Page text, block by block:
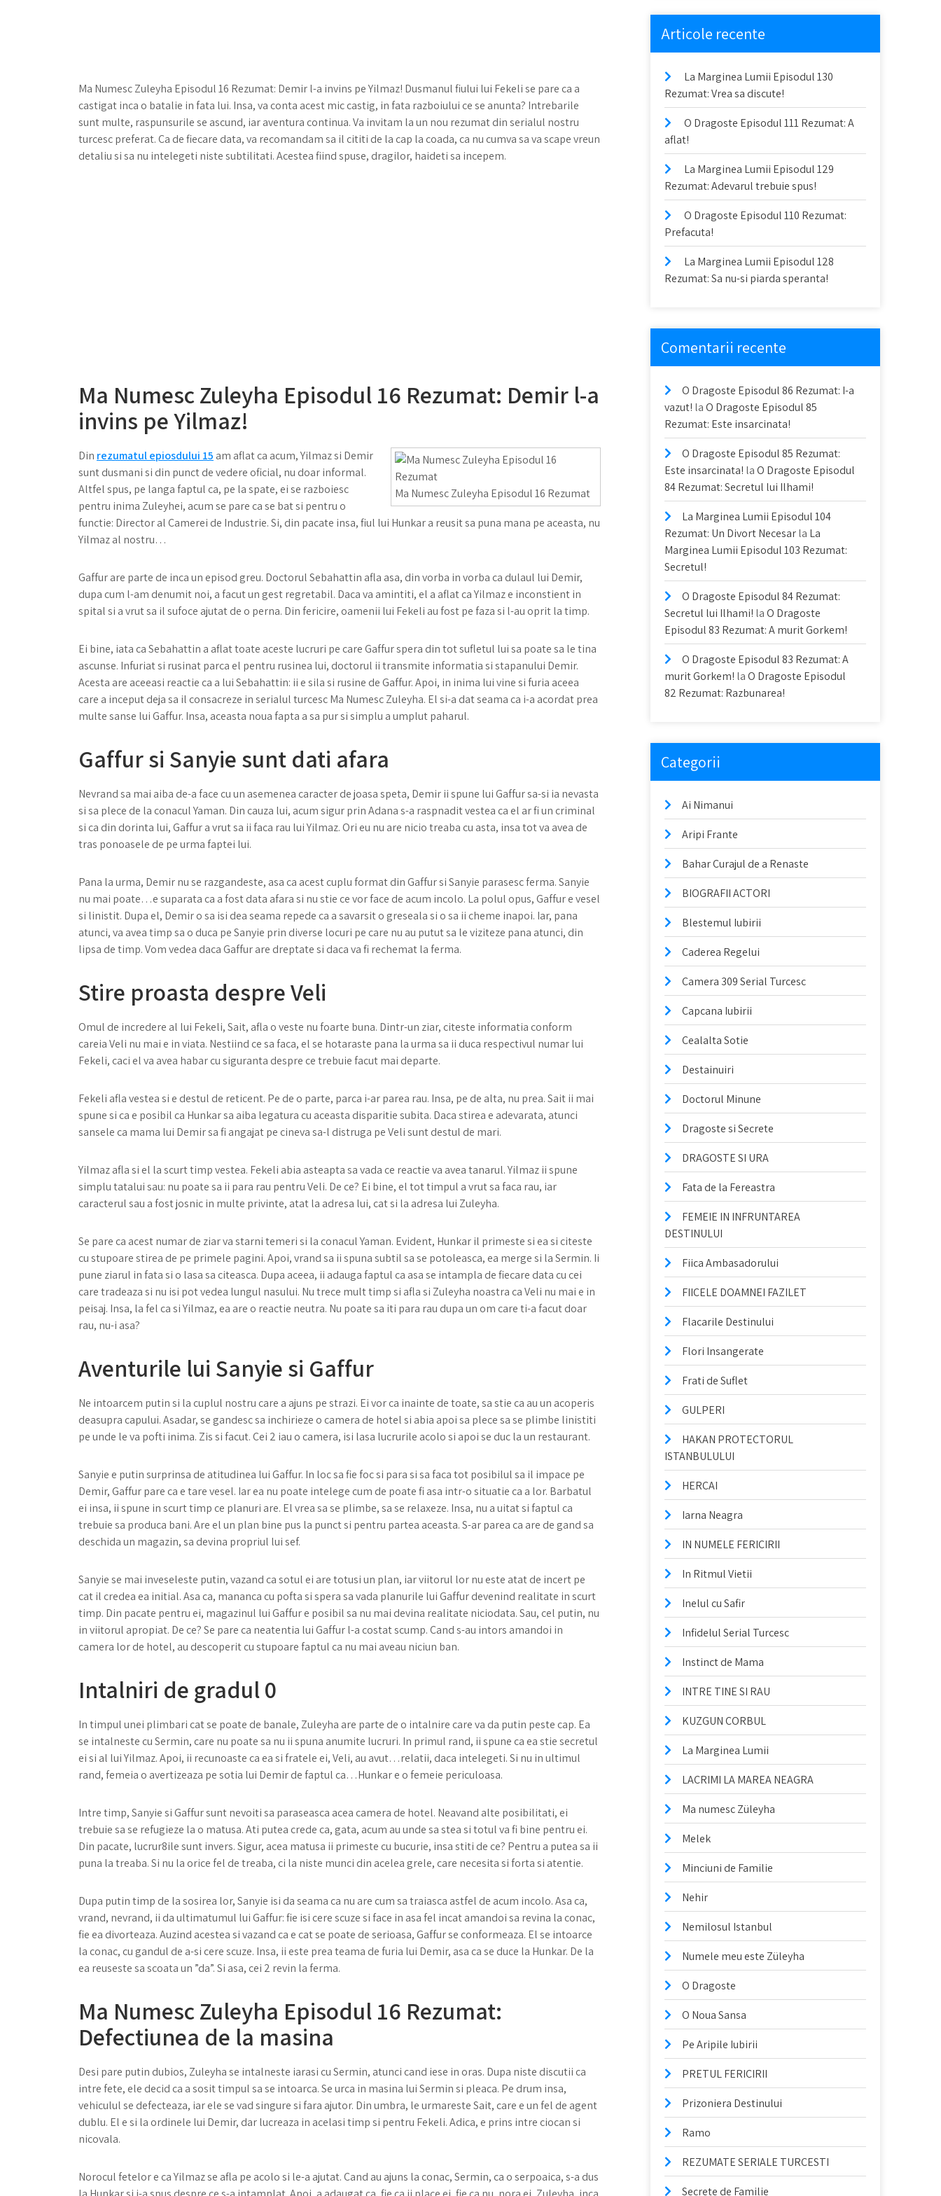
Ma Numesc Zuleyha Episodul 16 Rezumat: Demir l-a invins pe Yilmaz! Dusmanul fiului lui Fekeli se pare ca a
castigat inca o batalie in fata lui. Insa, va conta acest mic castig, in fata razboiului ce se anunta? Intrebarile
sunt multe, raspunsurile se ascund, iar aventura continua. Va invitam la un nou rezumat din serialul nostru
turcesc preferat. Ca de fiecare data, va recomandam sa il cititi de la cap la coada, ca nu cumva sa va scape vreun
detaliu si sa nu intelegeti niste subtilitati. Acestea fiind spuse, dragilor, haideti sa incepem.
Ma Numesc Zuleyha Episodul 16 Rezumat: Demir l-a
invins pe Yilmaz!
Ma Numesc Zuleyha Episodul 16 Rezumat
Din rezumatul epiosdului 15 am aflat ca acum, Yilmaz si Demir
sunt dusmani si din punct de vedere oficial, nu doar informal.
Altfel spus, pe langa faptul ca, pe la spate, ei se razboiesc
pentru inima Zuleyhei, acum se pare ca se bat si pentru o
functie: Director al Camerei de Industrie. Si, din pacate insa, fiul lui Hunkar a reusit sa puna mana pe aceasta, nu
Yilmaz al nostru…
Gaffur are parte de inca un episod greu. Doctorul Sebahattin afla asa, din vorba in vorba ca dulaul lui Demir,
dupa cum l-am denumit noi, a facut un gest regretabil. Daca va amintiti, el a aflat ca Yilmaz e inconstient in
spital si a vrut sa il sufoce ajutat de o perna. Din fericire, oamenii lui Fekeli au fost pe faza si l-au oprit la timp.
Ei bine, iata ca Sebahattin a aflat toate aceste lucruri pe care Gaffur spera din tot sufletul lui sa poate sa le tina
ascunse. Infuriat si rusinat parca el pentru rusinea lui, doctorul ii transmite informatia si stapanului Demir.
Acesta are aceeasi reactie ca a lui Sebahattin: ii e sila si rusine de Gaffur. Apoi, in inima lui vine si furia aceea
care a inceput deja sa il consacreze in serialul turcesc Ma Numesc Zuleyha. El si-a dat seama ca i-a acordat prea
multe sanse lui Gaffur. Insa, aceasta noua fapta a sa pur si simplu a umplut paharul.
Gaffur si Sanyie sunt dati afara
Nevrand sa mai aiba de-a face cu un asemenea caracter de joasa speta, Demir ii spune lui Gaffur sa-si ia nevasta
si sa plece de la conacul Yaman. Din cauza lui, acum sigur prin Adana s-a raspnadit vestea ca el ar fi un criminal
si ca din dorinta lui, Gaffur a vrut sa ii faca rau lui Yilmaz. Ori eu nu are nicio treaba cu asta, insa tot va avea de
tras ponoasele de pe urma faptei lui.
Pana la urma, Demir nu se razgandeste, asa ca acest cuplu format din Gaffur si Sanyie parasesc ferma. Sanyie
nu mai poate…e suparata ca a fost data afara si nu stie ce vor face de acum incolo. La polul opus, Gaffur e vesel
si linistit. Dupa el, Demir o sa isi dea seama repede ca a savarsit o greseala si o sa ii cheme inapoi. Iar, pana
atunci, va avea timp sa o duca pe Sanyie prin diverse locuri pe care nu au putut sa le viziteze pana atunci, din
lipsa de timp. Vom vedea daca Gaffur are dreptate si daca va fi rechemat la ferma.
Stire proasta despre Veli
Omul de incredere al lui Fekeli, Sait, afla o veste nu foarte buna. Dintr-un ziar, citeste informatia conform
careia Veli nu mai e in viata. Nestiind ce sa faca, el se hotaraste pana la urma sa ii duca respectivul numar lui
Fekeli, caci el va avea habar cu siguranta despre ce trebuie facut mai departe.
Fekeli afla vestea si e destul de reticent. Pe de o parte, parca i-ar parea rau. Insa, pe de alta, nu prea. Sait ii mai
spune si ca e posibil ca Hunkar sa aiba legatura cu aceasta disparitie subita. Daca stirea e adevarata, atunci
sansele ca mama lui Demir sa fi angajat pe cineva sa-l distruga pe Veli sunt destul de mari.
Yilmaz afla si el la scurt timp vestea. Fekeli abia asteapta sa vada ce reactie va avea tanarul. Yilmaz ii spune
simplu tatalui sau: nu poate sa ii para rau pentru Veli. De ce? Ei bine, el tot timpul a vrut sa faca rau, iar
caracterul sau a fost josnic in multe privinte, atat la adresa lui, cat si la adresa lui Zuleyha.
Se pare ca acest numar de ziar va starni temeri si la conacul Yaman. Evident, Hunkar il primeste si ea si citeste
cu stupoare stirea de pe primele pagini. Apoi, vrand sa ii spuna subtil sa se potoleasca, ea merge si la Sermin. Ii
pune ziarul in fata si o lasa sa citeasca. Dupa aceea, ii adauga faptul ca asa se intampla de fiecare data cu cei
care tradeaza si nu isi pot vedea lungul nasului. Nu trece mult timp si afla si Zuleyha noastra ca Veli nu mai e in
peisaj. Insa, la fel ca si Yilmaz, ea are o reactie neutra. Nu poate sa iti para rau dupa un om care ti-a facut doar
rau, nu-i asa?
Aventurile lui Sanyie si Gaffur
Ne intoarcem putin si la cuplul nostru care a ajuns pe strazi. Ei vor ca inainte de toate, sa stie ca au un acoperis
deasupra capului. Asadar, se gandesc sa inchirieze o camera de hotel si abia apoi sa plece sa se plimbe linistiti
pe unde le va pofti inima. Zis si facut. Cei 2 iau o camera, isi lasa lucrurile acolo si apoi se duc la un restaurant.
Sanyie e putin surprinsa de atitudinea lui Gaffur. In loc sa fie foc si para si sa faca tot posibilul sa il impace pe
Demir, Gaffur pare ca e tare vesel. Iar ea nu poate intelege cum de poate fi asa intr-o situatie ca a lor. Barbatul
ei insa, ii spune in scurt timp ce planuri are. El vrea sa se plimbe, sa se relaxeze. Insa, nu a uitat si faptul ca
trebuie sa produca bani. Are el un plan bine pus la punct si pentru partea aceasta. S-ar parea ca are de gand sa
deschida un magazin, sa devina propriul lui sef.
Sanyie se mai inveseleste putin, vazand ca sotul ei are totusi un plan, iar viitorul lor nu este atat de incert pe
cat il credea ea initial. Asa ca, mananca cu pofta si spera sa vada planurile lui Gaffur devenind realitate in scurt
timp. Din pacate pentru ei, magazinul lui Gaffur e posibil sa nu mai devina realitate niciodata. Sau, cel putin, nu
in viitorul apropiat. De ce? Se pare ca neatentia lui Gaffur l-a costat scump. Cand s-au intors amandoi in
camera lor de hotel, au descoperit cu stupoare faptul ca nu mai aveau niciun ban.
Intalniri de gradul 0
In timpul unei plimbari cat se poate de banale, Zuleyha are parte de o intalnire care va da putin peste cap. Ea
se intalneste cu Sermin, care nu poate sa nu ii spuna anumite lucruri. In primul rand, ii spune ca ea stie secretul
ei si al lui Yilmaz. Apoi, ii recunoaste ca ea si fratele ei, Veli, au avut…relatii, daca intelegeti. Si nu in ultimul
rand, femeia o avertizeaza pe sotia lui Demir de faptul ca…Hunkar e o femeie periculoasa.
Intre timp, Sanyie si Gaffur sunt nevoiti sa paraseasca acea camera de hotel. Neavand alte posibilitati, ei
trebuie sa se refugieze la o matusa. Ati putea crede ca, gata, acum au unde sa stea si totul va fi bine pentru ei.
Din pacate, lucrur8ile sunt invers. Sigur, acea matusa ii primeste cu bucurie, insa stiti de ce? Pentru a putea sa ii
puna la treaba. Si nu la orice fel de treaba, ci la niste munci din acelea grele, care necesita si forta si atentie.
Dupa putin timp de la sosirea lor, Sanyie isi da seama ca nu are cum sa traiasca astfel de acum incolo. Asa ca,
vrand, nevrand, ii da ultimatumul lui Gaffur: fie isi cere scuze si face in asa fel incat amandoi sa revina la conac,
fie ea divorteaza. Auzind acestea si vazand ca e cat se poate de serioasa, Gaffur se conformeaza. El se intoarce
la conac, cu gandul de a-si cere scuze. Insa, ii este prea teama de furia lui Demir, asa ca se duce la Hunkar. De la
ea reuseste sa scoata un ”da”. Si asa, cei 2 revin la ferma.
Ma Numesc Zuleyha Episodul 16 Rezumat:
Defectiunea de la masina
Desi pare putin dubios, Zuleyha se intalneste iarasi cu Sermin, atunci cand iese in oras. Dupa niste discutii ca
intre fete, ele decid ca a sosit timpul sa se intoarca. Se urca in masina lui Sermin si pleaca. Pe drum insa,
vehiculul se defecteaza, iar ele se vad singure si fara ajutor. Din umbra, le urmareste Sait, care e un fel de agent
dublu. El e si la ordinele lui Demir, dar lucreaza in acelasi timp si pentru Fekeli. Adica, e prins intre ciocan si
nicovala.
Norocul fetelor e ca Yilmaz se afla pe acolo si le-a ajutat. Cand au ajuns la conac, Sermin, ca o serpoaica, s-a dus
Articole recente
La Marginea Lumii Episodul 130
Rezumat: Vrea sa discute!
O Dragoste Episodul 111 Rezumat: A
aflat!
La Marginea Lumii Episodul 129
Rezumat: Adevarul trebuie spus!
O Dragoste Episodul 110 Rezumat:
Prefacuta!
La Marginea Lumii Episodul 128
Rezumat: Sa nu-si piarda speranta!
Comentarii recente
O Dragoste Episodul 86 Rezumat: I-a
vazut! laO Dragoste Episodul 85
Rezumat: Este insarcinata!
O Dragoste Episodul 85 Rezumat:
Este insarcinata! laO Dragoste Episodul
84 Rezumat: Secretul lui Ilhami!
La Marginea Lumii Episodul 104
Rezumat: Un Divort Necesarla La
Marginea Lumii Episodul 103 Rezumat:
Secretul!
O Dragoste Episodul 84 Rezumat:
Secretul lui Ilhami! laO Dragoste
Episodul 83 Rezumat: A murit Gorkem!
O Dragoste Episodul 83 Rezumat: A
murit Gorkem! laO Dragoste Episodul
82 Rezumat: Razbunarea!
Categorii
Ai Nimanui
Aripi Frante
Bahar Curajul de a Renaste
BIOGRAFII ACTORI
Blestemul Iubirii
Caderea Regelui
Camera 309 Serial Turcesc
Capcana Iubirii
Cealalta Sotie
Destainuiri
Doctorul Minune
Dragoste si Secrete
DRAGOSTE SI URA
Fata de la Fereastra
FEMEIE IN INFRUNTAREA
DESTINULUI
Fiica Ambasadorului
FIICELE DOAMNEI FAZILET
Flacarile Destinului
Flori Insangerate
Frati de Suflet
GULPERI
HAKAN PROTECTORUL
ISTANBULULUI
HERCAI
Iarna Neagra
IN NUMELE FERICIRII
In Ritmul Vietii
Inelul cu Safir
Infidelul Serial Turcesc
Instinct de Mama
INTRE TINE SI RAU
KUZGUN CORBUL
La Marginea Lumii
LACRIMI LA MAREA NEAGRA
Ma numesc Züleyha
Melek
Minciuni de Familie
Nehir
Nemilosul Istanbul
Numele meu este Züleyha
O Dragoste
O Noua Sansa
Pe Aripile Iubirii
PRETUL FERICIRII
Prizoniera Destinului
Ramo
REZUMATE SERIALE TURCESTI
Secrete de Familie